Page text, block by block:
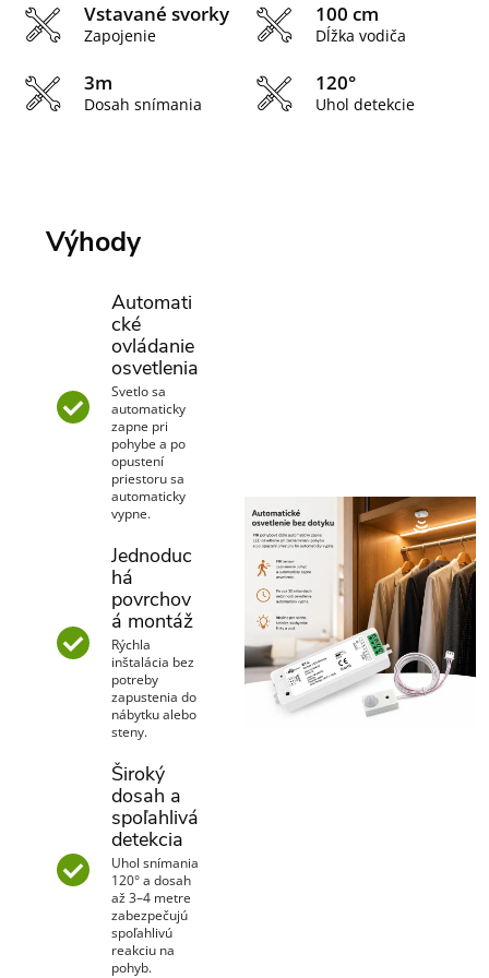
Vstavané svorky
Zapojenie
100 cm
Dĺžka vodiča
3m
Dosah snímania
120°
Uhol detekcie
Výhody
Automati
cké
ovládanie
osvetlenia
Svetlo sa
automaticky
zapne pri
pohybe a po
opustení
priestoru sa
automaticky
vypne.
Jednoduc
há
povrchov
á montáž
Rýchla
inštalácia bez
potreby
zapustenia do
nábytku alebo
steny.
Široký
dosah a
spoľahlivá
detekcia
Uhol snímania
120° a dosah
až 3–4 metre
zabezpečujú
spoľahlivú
reakciu na
pohyb.